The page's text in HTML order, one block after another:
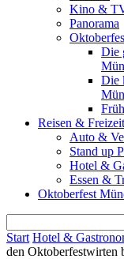
Kino &
Panorama
Die
Die
Reisen & Freizeit
Auto &
Stand up
Hotel &
Essen &
Oktoberfest
Start Hotel &
den Oktoberfestwirten